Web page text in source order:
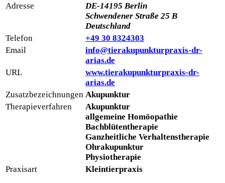
Adresse
DE-14195 Berlin
Schwendener Straße 25 B
Deutschland
Telefon
+49 30 8324303
Email
info@tierakupunkturpraxis-dr-
arias.de
URL
www.tierakupunkturpraxis-dr-
arias.de
Zusatzbezeichnungen Akupunktur
Therapieverfahren
Akupunktur
allgemeine Homöopathie
Bachblütentherapie
Ganzheitliche Verhaltenstherapie
Ohrakupunktur
Physiotherapie
Praxisart
Kleintierpraxis